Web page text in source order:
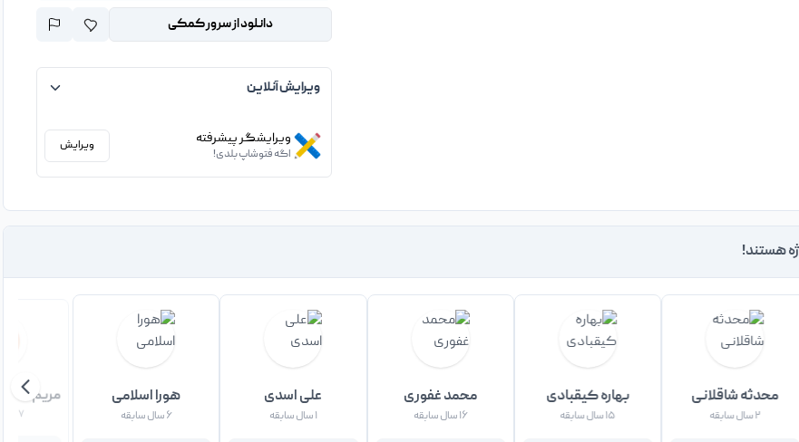
دانلود از سرور کمکی
ویرایش آنلاین
ویرایشگر پیشرفته
اگه فتوشاپ بلدی!
ویرایش
هستند!
محدثه شاقلانی
۲ سال سابقه
بهاره کیقبادی
۱۵ سال سابقه
محمد غفوری
۱۶ سال سابقه
علی اسدی
۱ سال سابقه
هورا اسلامی
۶ سال سابقه
مریم
۷ سال سابقه